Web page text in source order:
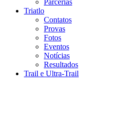
Triatlo
Contatos
Provas
Fotos
Eventos
Notícias
Resultados
Trail e Ultra-Trail